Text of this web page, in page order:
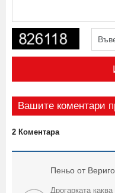
Вашите коментари
2 Коментара
Пеньо от
Дрогарката